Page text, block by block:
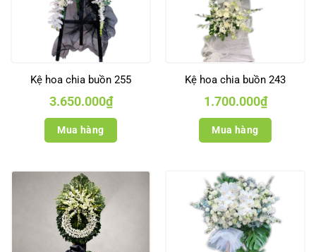
Kệ hoa chia buồn 255
3.650.000₫
Mua hàng
Kệ hoa chia buồn 243
1.700.000₫
Mua hàng